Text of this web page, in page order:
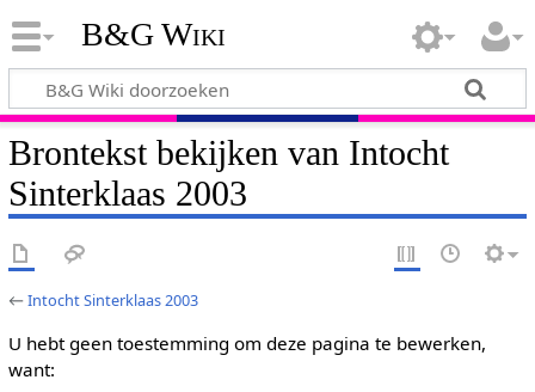
B&G Wiki
Brontekst bekijken van Intocht
Sinterklaas 2003
←Intocht Sinterklaas 2003
U hebt geen toestemming om deze pagina te bewerken,
want: